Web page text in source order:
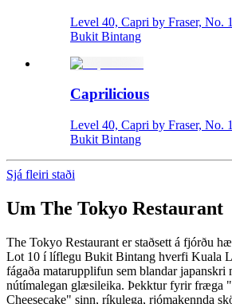
Level 40, Capri by Fraser, No.
Bukit Bintang
Caprilicious
Level 40, Capri by Fraser, No.
Bukit Bintang
Sjá fleiri staði
Um The Tokyo Restaurant
The Tokyo Restaurant er staðsett á fjórðu
Lot 10 í líflegu Bukit Bintang hverfi Kuala
fágaða matarupplifun sem blandar japanskri
nútímalegan glæsileika. Þekktur fyrir fræga
Cheesecake" sinn, ríkulega, rjómakennda